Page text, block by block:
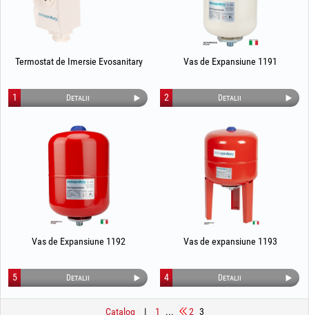
Termostat de Imersie Evosanitary
Detalii
1
Vas de Expansiune 1191
Detalii
2
Vas de Expansiune 1192
Detalii
5
Vas de expansiune 1193
Detalii
4
Catalog | 1 ... 2 3